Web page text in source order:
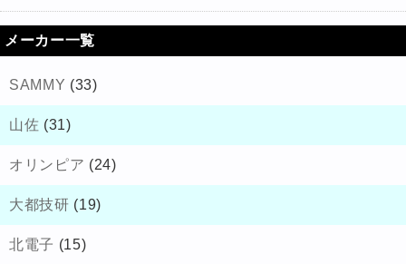
メーカー一覧
SAMMY (33)
山佐 (31)
オリンピア (24)
大都技研 (19)
北電子 (15)